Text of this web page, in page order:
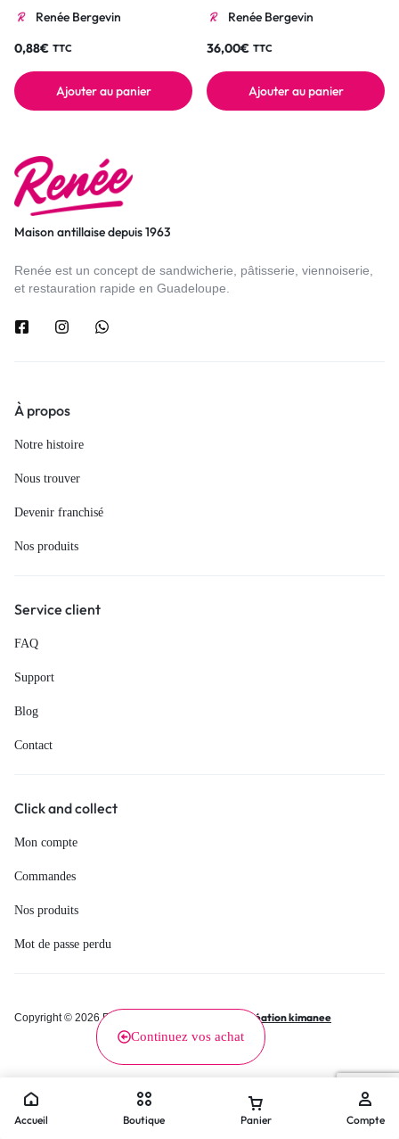
Continuez vos achat
Renée Bergevin
0,88€ TTC
Ajouter au panier
Renée Bergevin
36,00€ TTC
Ajouter au panier
Maison antillaise depuis 1963
Renée est un concept de sandwicherie, pâtisserie, viennoiserie,
et restauration rapide en Guadeloupe.
À propos
Notre histoire
Nous trouver
Devenir franchisé
Nos produits
Service client
FAQ
Support
Blog
Contact
Click and collect
Mon compte
Commandes
Nos produits
Mot de passe perdu
Copyright © 2026 Renée, Tous droits réservés. Création kimanee
Accueil Boutique Panier Compte